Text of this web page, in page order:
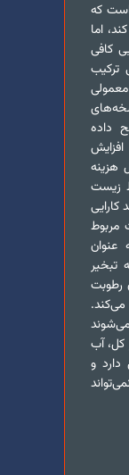
که
اما
کافی
ترکیب
داده
هزینه
زیست
عنوان
تبخیر
رطوبت
آب
و